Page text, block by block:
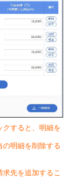
クすると、明細を
の明細を削除する
求先を追加するこ